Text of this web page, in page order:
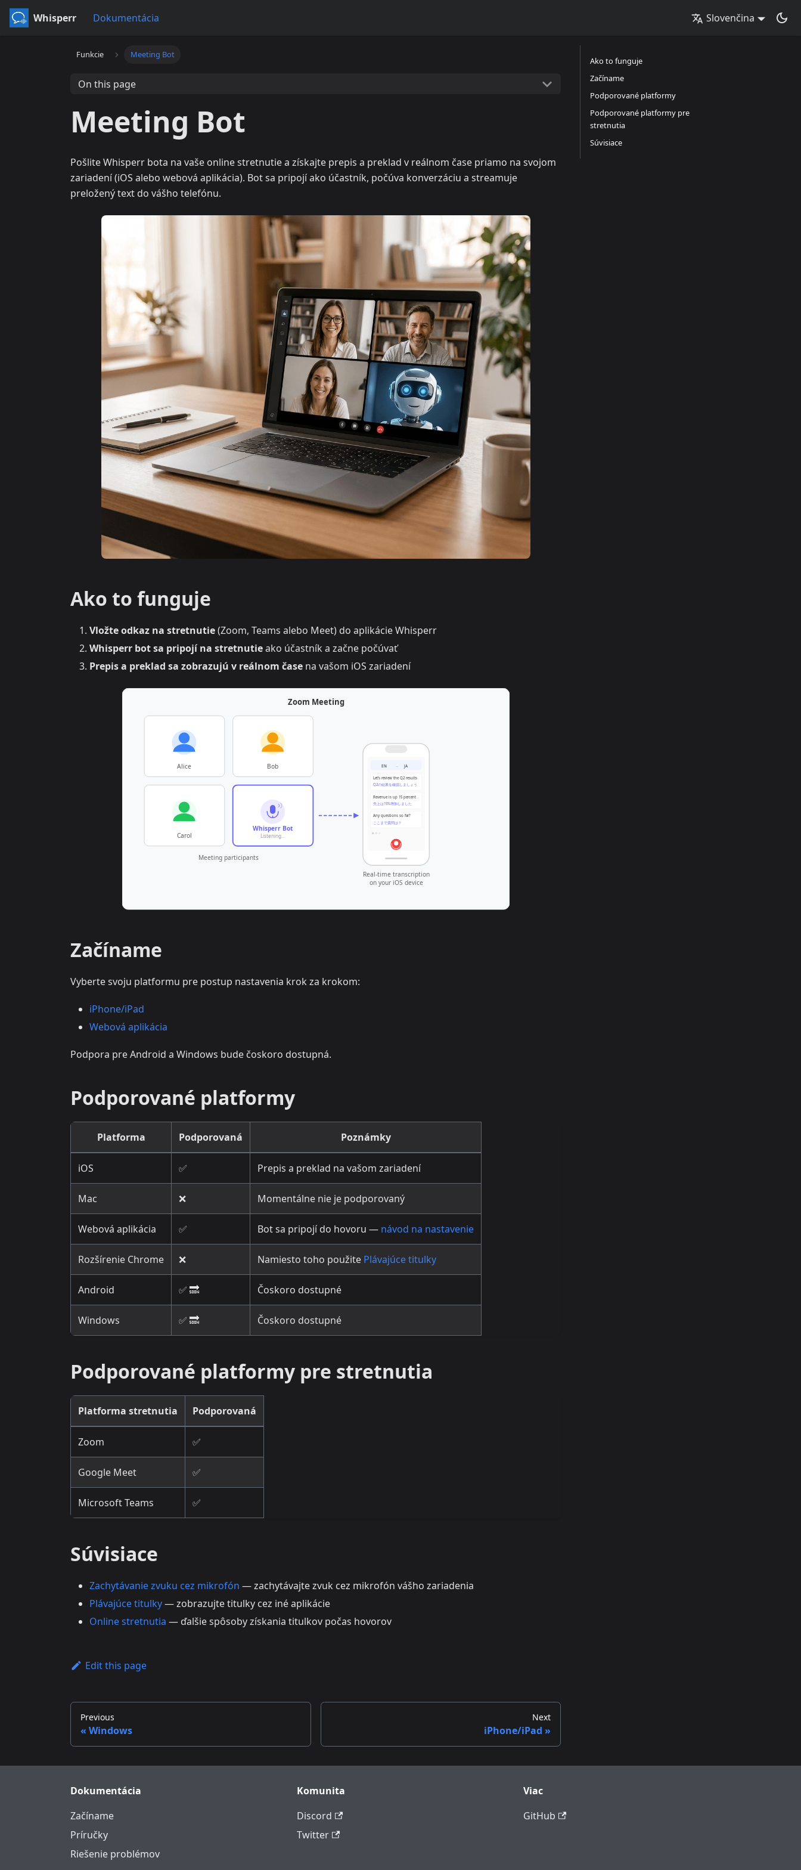
Whisperr Dokumentácia Slovenčina
Funkcie Meeting Bot
On this page
Meeting Bot
Pošlite Whisperr bota na vaše online stretnutie a získajte prepis a preklad v reálnom čase priamo na svojom
zariadení (iOS alebo webová aplikácia). Bot sa pripojí ako účastník, počúva konverzáciu a streamuje
preložený text do vášho telefónu.
Ako to funguje
Vložte odkaz na stretnutie(Zoom, Teams alebo Meet) do aplikácie Whisperr
Whisperr bot sa pripojí na stretnutieako účastník a začne počúvať
Prepis a preklad sa zobrazujú v reálnom čase na vašom iOS zariadení
Začíname
Vyberte svoju platformu pre postup nastavenia krok za krokom:
iPhone/iPad
Webová aplikácia
Podpora pre Android a Windows bude čoskoro dostupná.
Podporované platformy
Platforma Podporovaná Poznámky
iOS ✅ Prepis a preklad na vašom zariadení
Mac ❌ Momentálne nie je podporovaný
Webová aplikácia ✅ Bot sa pripojí do hovoru — návod na nastavenie
Rozšírenie Chrome ❌ Namiesto toho použite Plávajúce titulky
Android ✅ 🔜 Čoskoro dostupné
Windows ✅ 🔜 Čoskoro dostupné
Podporované platformy pre stretnutia
Platforma stretnutia Podporovaná
Zoom ✅
Google Meet ✅
Microsoft Teams ✅
Súvisiace
Zachytávanie zvuku cez mikrofón — zachytávajte zvuk cez mikrofón vášho zariadenia
Plávajúce titulky— zobrazujte titulky cez iné aplikácie
Online stretnutia — ďalšie spôsoby získania titulkov počas hovorov
Edit this page
Previous
Windows
Next
iPhone/iPad
Ako to funguje
Začíname
Podporované platformy
Podporované platformy pre
stretnutia
Súvisiace
Dokumentácia
Začíname
Príručky
Riešenie problémov
Komunita
Discord
Twitter
Viac
GitHub